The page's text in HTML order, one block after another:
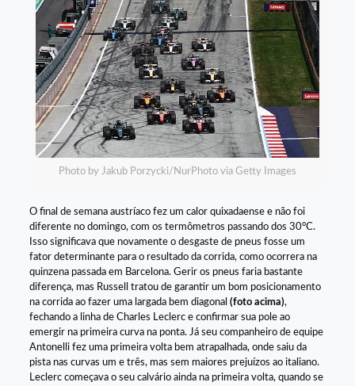
Photo by Jakub Porzycki/NurPhoto via Getty Images
O final de semana austríaco fez um calor quixadaense e não foi
diferente no domingo, com os termômetros passando dos 30°C.
Isso significava que novamente o desgaste de pneus fosse um
fator determinante para o resultado da corrida, como ocorrera na
quinzena passada em Barcelona. Gerir os pneus faria bastante
diferença, mas Russell tratou de garantir um bom posicionamento
na corrida ao fazer uma largada bem diagonal (foto acima),
fechando a linha de Charles Leclerc e confirmar sua pole ao
emergir na primeira curva na ponta. Já seu companheiro de equipe
Antonelli fez uma primeira volta bem atrapalhada, onde saiu da
pista nas curvas um e três, mas sem maiores prejuízos ao italiano.
Leclerc começava o seu calvário ainda na primeira volta, quando se